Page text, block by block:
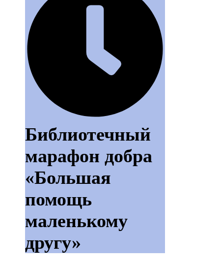
Библиотечный
марафон добра
«Большая
помощь
маленькому
другу»